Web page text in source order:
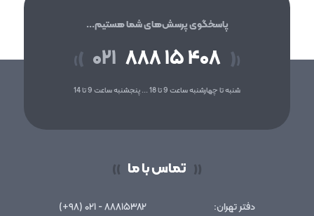
پاسخگوی پرسش‌های شما هستیم...
(( ۰۲۱ ۸۸۸ ۱۵ ۴۰۸ ))
شنبه تا چهارشنبه ساعت 9 تا 18 ... پنجشنبه ساعت 9 تا 14
(( تماس با ما ))
دفتر تهران:
۸۸۸۱۵۳۸۲ - ۰۲۱ (۹۸+)